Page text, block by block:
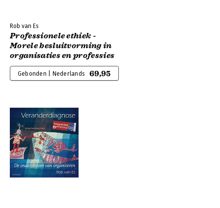
Rob van Es
Professionele ethiek -
Morele besluitvorming in
organisaties en professies
Gebonden | Nederlands 69,95